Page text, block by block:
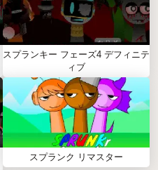
スプランキー フェーズ4 デフィニテ
ィブ
スプランク リマスター